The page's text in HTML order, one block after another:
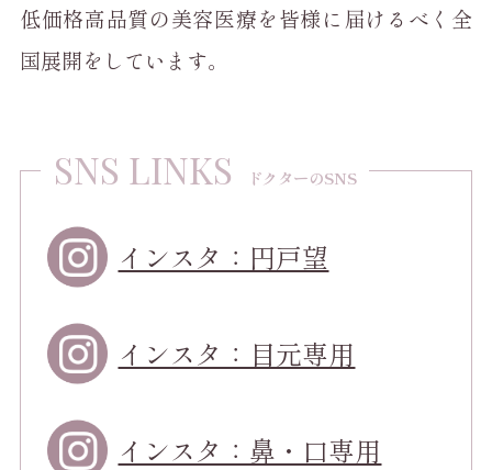
低価格高品質の美容医療を皆様に届けるべく全
国展開をしています。
SNS LINKS ドクターのSNS
インスタ：円戸望
インスタ：目元専用
インスタ：鼻・口専用